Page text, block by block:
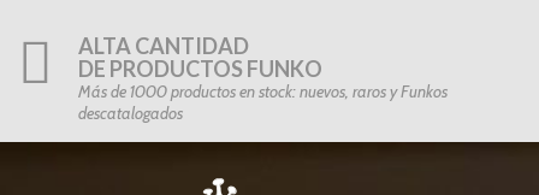
ALTA CANTIDAD
DE PRODUCTOS FUNKO
Más de 1000 productos en stock: nuevos, raros y Funkos
descatalogados